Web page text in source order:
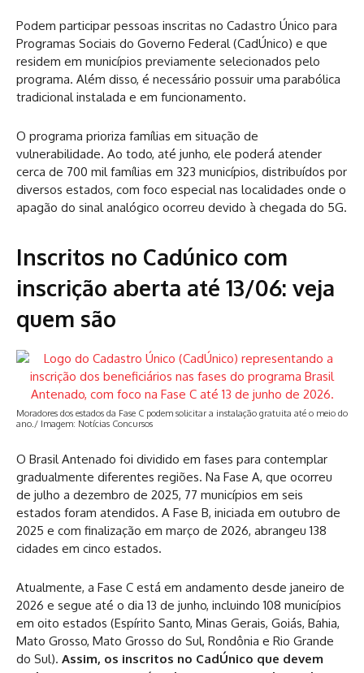
Podem participar pessoas inscritas no Cadastro Único para
Programas Sociais do Governo Federal (CadÚnico) e que
residem em municípios previamente selecionados pelo
programa. Além disso, é necessário possuir uma parabólica
tradicional instalada e em funcionamento.
O programa prioriza famílias em situação de
vulnerabilidade. Ao todo, até junho, ele poderá atender
cerca de 700 mil famílias em 323 municípios, distribuídos por
diversos estados, com foco especial nas localidades onde o
apagão do sinal analógico ocorreu devido à chegada do 5G.
Inscritos no Cadúnico com
inscrição aberta até 13/06: veja
quem são
Moradores dos estados da Fase C podem solicitar a instalação gratuita até o meio do
ano./ Imagem: Notícias Concursos
O Brasil Antenado foi dividido em fases para contemplar
gradualmente diferentes regiões. Na Fase A, que ocorreu
de julho a dezembro de 2025, 77 municípios em seis
estados foram atendidos. A Fase B, iniciada em outubro de
2025 e com finalização em março de 2026, abrangeu 138
cidades em cinco estados.
Atualmente, a Fase C está em andamento desde janeiro de
2026 e segue até o dia 13 de junho, incluindo 108 municípios
em oito estados (Espírito Santo, Minas Gerais, Goiás, Bahia,
Mato Grosso, Mato Grosso do Sul, Rondônia e Rio Grande
do Sul). Assim, os inscritos no CadÚnico que devem